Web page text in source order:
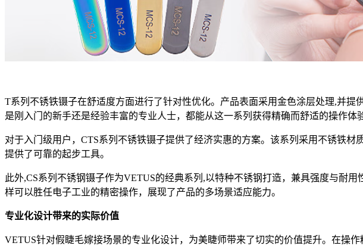
T系列不锈铁镊子在舒适度方面进行了针对性优化。产品表面采用金色涂层处理,并
是刚入门的新手还是经验丰富的专业人士，都能从这一系列获得精确而舒适的操作体
对于入门级用户，CTS系列不锈铁镊子提供了经济实惠的方案。该系列采用不锈铁
提供了可靠的起步工具。
此外,CS系列不锈钢镊子作为VETUS的经典系列,以特种不锈钢打造，兼具强度与耐
样可以胜任电子工业的精密操作，展现了产品的多场景适应能力。
专业化设计带来的实际价值
VETUS针对假睫毛嫁接场景的专业化设计，为美睫师带来了切实的价值提升。在操作